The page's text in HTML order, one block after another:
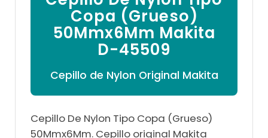
Copa (Grueso)
50Mmx6Mm Makita
D-45509
Cepillo de Nylon Original Makita
Cepillo De Nylon Tipo Copa (Grueso)
50Mmx6Mm. Cepillo original Makita